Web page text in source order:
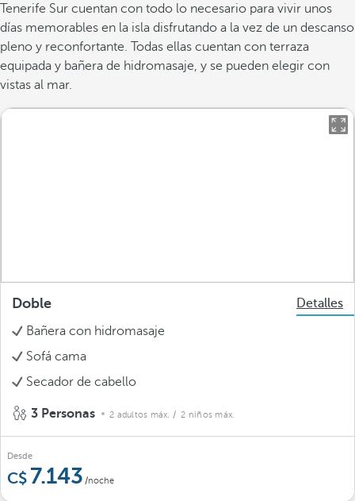
Tenerife Sur cuentan con todo lo necesario para vivir unos
días memorables en la isla disfrutando a la vez de un descanso
pleno y reconfortante. Todas ellas cuentan con terraza
equipada y bañera de hidromasaje, y se pueden elegir con
vistas al mar.
Doble
Detalles
Bañera con hidromasaje
Sofá cama
Secador de cabello
3 Personas 2 adultos máx. / 2 niños máx.
Desde
7.143 /noche